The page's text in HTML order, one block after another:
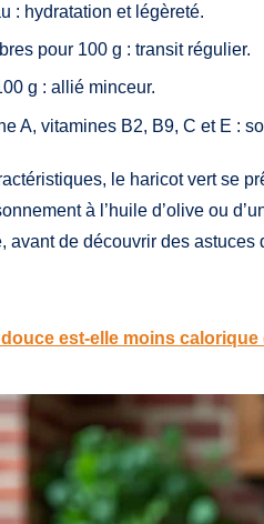
: hydratation et légèreté.
pour 100 g : transit régulier.
g : allié minceur.
A, vitamines B2, B9, C et E :
le haricot vert se
à l’huile d’olive ou
avant de découvrir des
douce est-elle moins